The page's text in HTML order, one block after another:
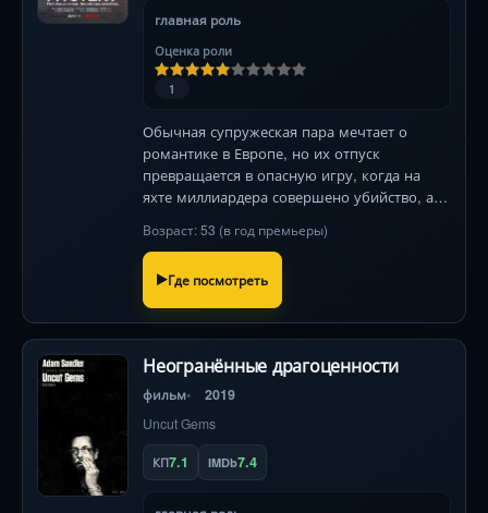
главная роль
Оценка роли
1
Обычная супружеская пара мечтает о
романтике в Европе, но их отпуск
превращается в опасную игру, когда на
яхте миллиардера совершено убийство, а
сами. Без спойлеров!
Возраст: 53 (в год премьеры)
Где посмотреть
Неогранённые драгоценности
фильм 2019
Uncut Gems
КП7.1 IMDb7.4